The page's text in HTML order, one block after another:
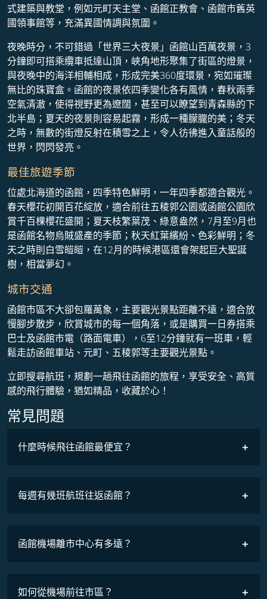
式建築與教堂，例如元町天主堂、函館正教會、函館市舊英
國領事館等，充滿異國情調與氛圍。
夜晚時分，不可錯過「世界三大夜景」函館山百萬夜景，3
分鐘即可搭乘纜車抵達山頂，峽角地形聚集了街區的燈景，
與夜晚中的海洋相輔相成，形成完美360度環景，宛如璀璨
無比的珠寶盒。函館的夜景依四季變化各有風情，春秋兩季
空氣清澈，使得視野更為遼闊，甚至可以瞭望到青森縣的下
北半島；夏天的夜景則容易起霧，形成一種朦朧的美；冬天
之時，無數的街燈反射在積雪之上，令人彷彿進入童話般的
世界，閃閃發亮。
最佳旅遊季節
位處北海道的函館，四季特色鮮明，一年四季都適合觀光。
春天櫻花初開百花綻放，適合前往五稜郭公園或函館公園欣
賞千百棵櫻花盛開；夏天枝繁葉茂、綠意盎然，7月至9月也
是函館名物烏賊盛產的季節；秋天紅葉繽紛、色彩鮮明；冬
天之時則白雪皚皚，在12月的時候港區還會架起巨大聖誕
樹，相當夢幻。
城市交通
函館市區不大卻包羅萬象，主要觀光景點距離不遠，適合放
慢腳步散步，欣賞城市的每一個角落，或是購買一日券搭乘
巴士及函館市電（路面電車），6至12分鐘就有一班車，輕
鬆走訪函館車站、元町、五稜郭​等主要觀光景點。
立即搜尋航班，規劃一趟飛往函館的旅程，享受安全、高質
感的飛行體驗，猶如精品，收藏於心！
常見問題
什麼時候飛往函館最便宜？
COSMILE會員
每週有幾班航班往返函館？
函館機場離市中心有多遠？
如何從機場前往市區？